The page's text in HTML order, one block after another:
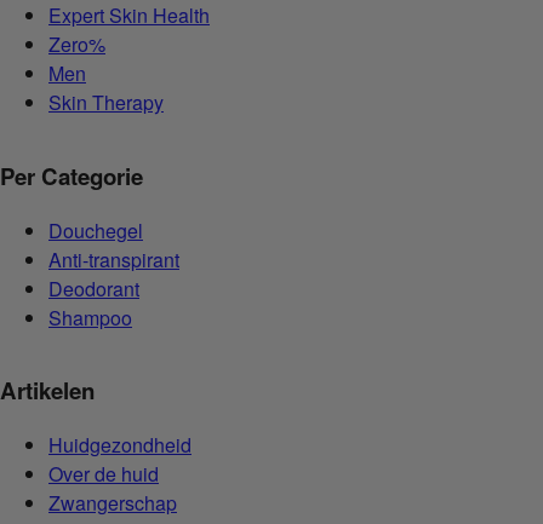
Expert Skin Health
Zero%
Men
Skin Therapy
Per Categorie
Douchegel
Anti-transpirant
Deodorant
Shampoo
Artikelen
Huidgezondheid
Over de huid
Zwangerschap